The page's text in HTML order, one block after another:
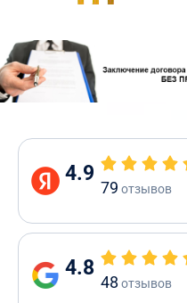
4.9
79 отзывов
4.8
48 отзывов